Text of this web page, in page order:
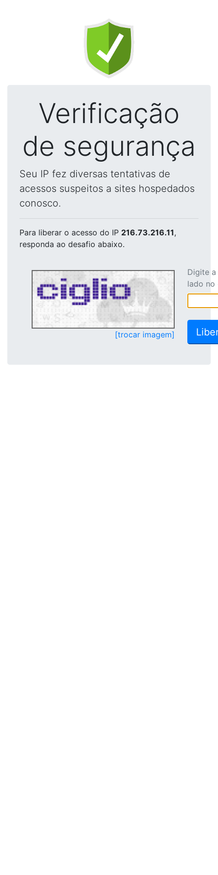
Verificação
de segurança
Seu IP fez diversas tentativas de
acessos suspeitos a sites hospedados
conosco.
Para liberar o acesso do IP 216.73.216.11,
responda ao desafio abaixo.
[trocar imagem]
Digite
lado no